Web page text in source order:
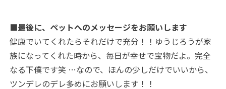
■最後に、ペットへのメッセージをお願いします
健康でいてくれたらそれだけで充分！！ゆうじろうが家
族になってくれた時から、毎日が幸せで宝物だよ。完全
なる下僕です笑 …なので、ほんの少しだけでいいから、
ツンデレのデレ多めにお願いします！！